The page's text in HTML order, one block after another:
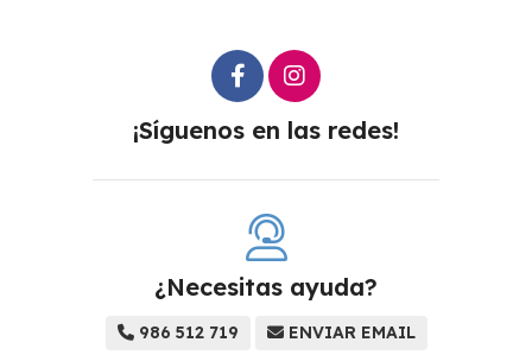
¡Síguenos en las redes!
¿Necesitas ayuda?
986 512 719 ENVIAR EMAIL